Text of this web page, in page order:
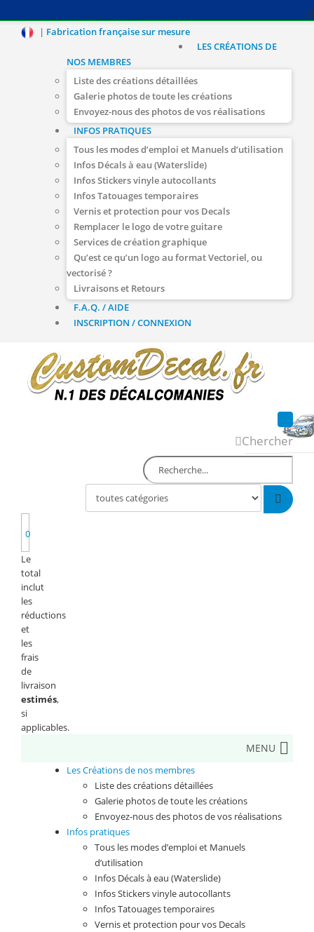
| Fabrication française sur mesure
LES CRÉATIONS DE
NOS MEMBRES
Liste des créations détaillées
Galerie photos de toute les créations
Envoyez-nous des photos de vos réalisations
INFOS PRATIQUES
Tous les modes d’emploi et Manuels d’utilisation
Infos Décals à eau (Waterslide)
Infos Stickers vinyle autocollants
Infos Tatouages temporaires
Vernis et protection pour vos Decals
Remplacer le logo de votre guitare
Services de création graphique
Qu’est ce qu’un logo au format Vectoriel, ou
vectorisé ?
Livraisons et Retours
F.A.Q. / AIDE
INSCRIPTION / CONNEXION
Chercher
0
Le
total
inclut
les
réductions
et
les
frais
de
livraison
estimés,
si
applicables.
MENU
Les Créations de nos membres
Liste des créations détaillées
Galerie photos de toute les créations
Envoyez-nous des photos de vos réalisations
Infos pratiques
Tous les modes d’emploi et Manuels
d’utilisation
Infos Décals à eau (Waterslide)
Infos Stickers vinyle autocollants
Infos Tatouages temporaires
Vernis et protection pour vos Decals